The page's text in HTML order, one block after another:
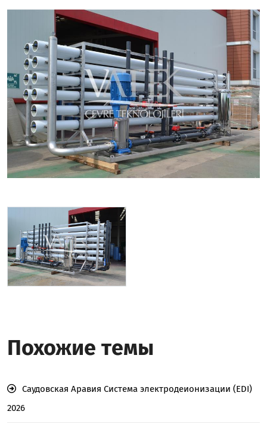
Похожие темы
Саудовская Аравия Система электродеионизации (EDI)
2026